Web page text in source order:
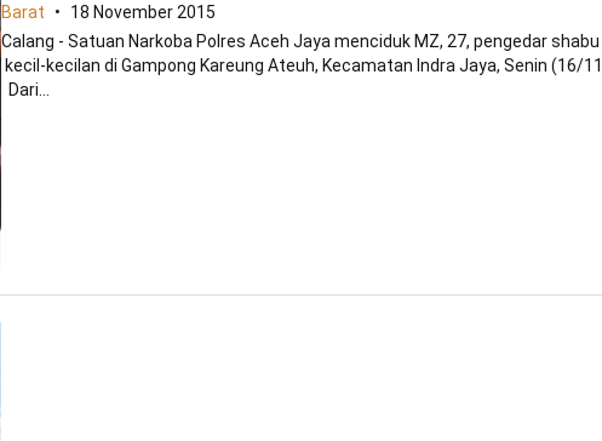
Barat
18 November 2015
Calang - Satuan Narkoba Polres Aceh Jaya menciduk MZ, 27, pengedar shabu
kecil-kecilan di Gampong Kareung Ateuh, Kecamatan Indra Jaya, Senin (16/
Dari...